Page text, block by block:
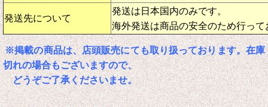
発送先について
発送は日本国内のみです。
海外発送は商品の安全のため行って
※掲載の商品は、店頭販売にても取り扱っております。在庫
切れの場合もございますので、
どうぞご了承くださいませ。